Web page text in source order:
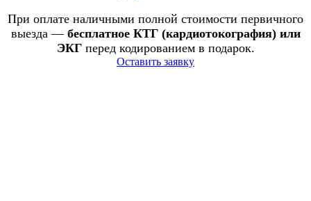
При оплате наличными полной стоимости первичного
выезда — бесплатное КТГ (кардиотокография) или
ЭКГперед кодированием в подарок.
Оставить заявку